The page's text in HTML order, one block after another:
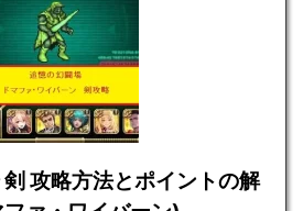
攻略方法とポイントの解